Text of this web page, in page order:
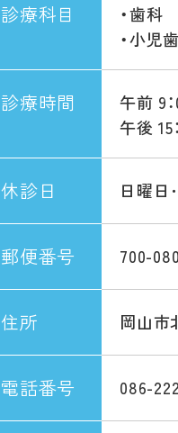
診療科目
・歯科
・小児
診療時間
午前 9
午後 15
休診日 日曜日
郵便番号 700-
住所 岡山市
電話番号 086-